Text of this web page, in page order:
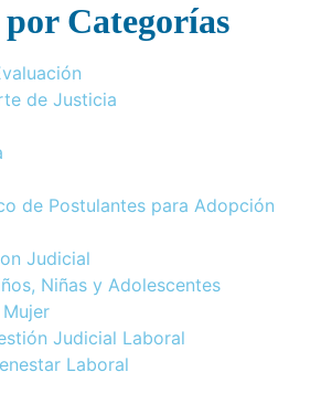
Categorías
de Justicia
de Postulantes para Adopción
Judicial
Niñas y Adolescentes
Judicial Laboral
Laboral